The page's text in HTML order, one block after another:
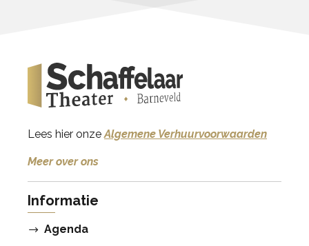
Lees hier onze Algemene Verhuurvoorwaarden
Meer over ons
Informatie
Agenda